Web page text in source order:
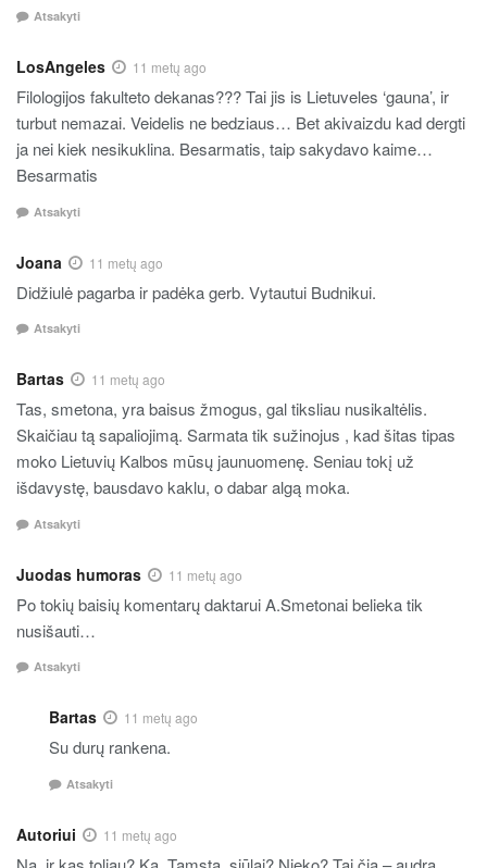
Atsakyti
LosAngeles 11 metų ago
Filologijos fakulteto dekanas??? Tai jis is Lietuveles ‘gauna’, ir
turbut nemazai. Veidelis ne bedziaus… Bet akivaizdu kad dergti
ja nei kiek nesikuklina. Besarmatis, taip sakydavo kaime…
Besarmatis
Atsakyti
Joana 11 metų ago
Didžiulė pagarba ir padėka gerb. Vytautui Budnikui.
Atsakyti
Bartas 11 metų ago
Tas, smetona, yra baisus žmogus, gal tiksliau nusikaltėlis.
Skaičiau tą sapaliojimą. Sarmata tik sužinojus , kad šitas tipas
moko Lietuvių Kalbos mūsų jaunuomenę. Seniau tokį už
išdavystę, bausdavo kaklu, o dabar algą moka.
Atsakyti
Juodas humoras 11 metų ago
Po tokių baisių komentarų daktarui A.Smetonai belieka tik
nusišauti…
Atsakyti
Bartas 11 metų ago
Su durų rankena.
Atsakyti
Autoriui 11 metų ago